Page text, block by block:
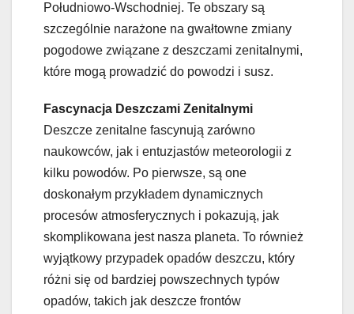
Południowo-Wschodniej. Te obszary są
szczególnie narażone na gwałtowne zmiany
pogodowe związane z deszczami zenitalnymi,
które mogą prowadzić do powodzi i susz.
Fascynacja Deszczami Zenitalnymi
Deszcze zenitalne fascynują zarówno
naukowców, jak i entuzjastów meteorologii z
kilku powodów. Po pierwsze, są one
doskonałym przykładem dynamicznych
procesów atmosferycznych i pokazują, jak
skomplikowana jest nasza planeta. To również
wyjątkowy przypadek opadów deszczu, który
różni się od bardziej powszechnych typów
opadów, takich jak deszcze frontów